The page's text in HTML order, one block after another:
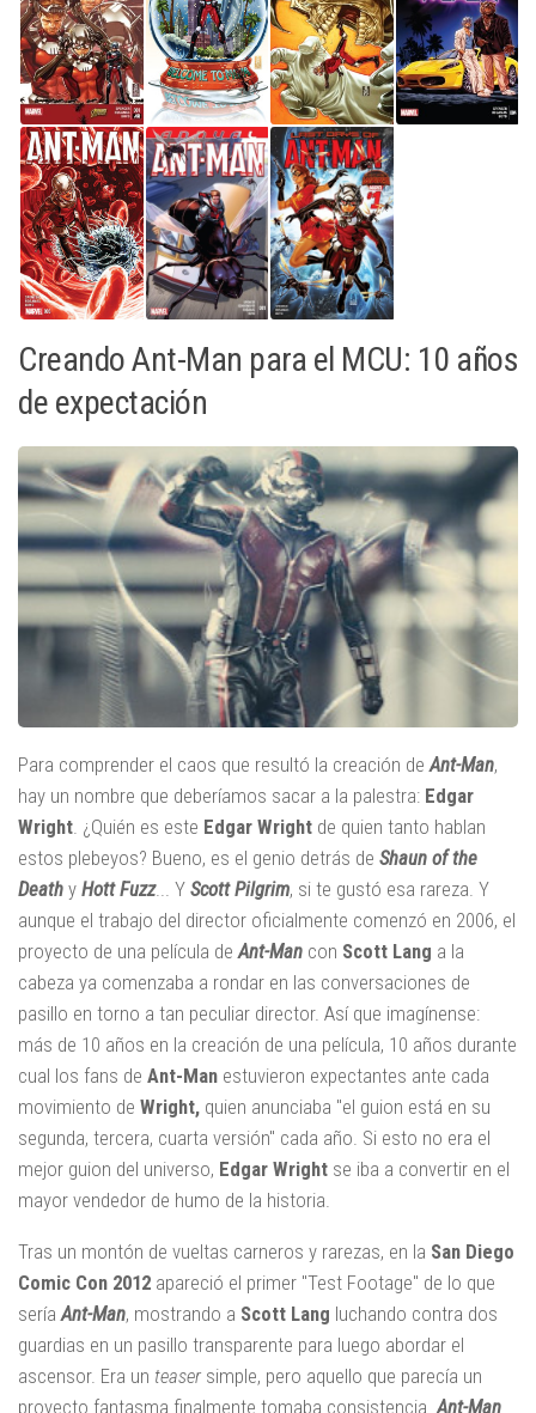
Creando Ant-Man para el MCU: 10 años
de expectación
Para comprender el caos que resultó la creación deAnt-Man,
hay un nombre que deberíamos sacar a la palestra: Edgar
Wright. ¿Quién es este Edgar Wright de quien tanto hablan
estos plebeyos? Bueno, es el genio detrás de Shaun of the
Death y Hott Fuzz... Y Scott Pilgrim, si te gustó esa rareza. Y
aunque el trabajo del director oficialmente comenzó en 2006, el
proyecto de una película deAnt-Man con Scott Lang a la
cabeza ya comenzaba a rondar en las conversaciones de
pasillo en torno a tan peculiar director. Así que imagínense:
más de 10 años en la creación de una película, 10 años durante
cual los fans de Ant-Man estuvieron expectantes ante cada
movimiento de Wright, quien anunciaba "el guion está en su
segunda, tercera, cuarta versión" cada año. Si esto no era el
mejor guion del universo, Edgar Wright se iba a convertir en el
mayor vendedor de humo de la historia.
Tras un montón de vueltas carneros y rarezas, en la San Diego
Comic Con 2012 apareció el primer "Test Footage" de lo que
sería Ant-Man, mostrando a Scott Lang luchando contra dos
guardias en un pasillo transparente para luego abordar el
ascensor. Era un teaser simple, pero aquello que parecía un
proyecto fantasma finalmente tomaba consistencia. Ant-Man